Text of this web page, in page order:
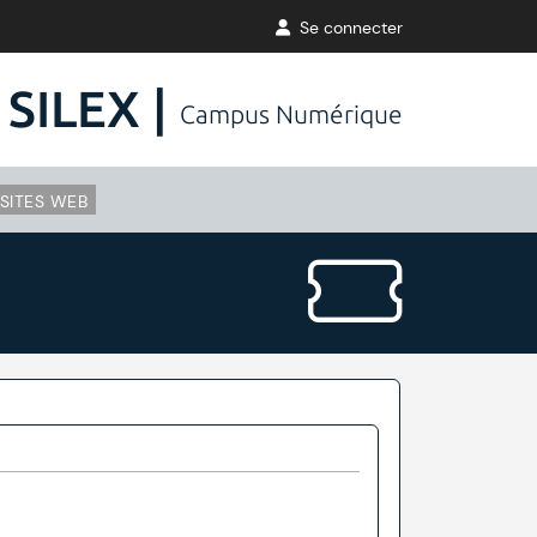
Se connecter
SILEX | Campus Numérique
WEB